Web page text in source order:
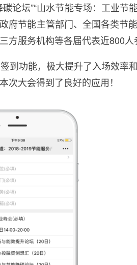
碳论坛”“山水节能专场：工业
府节能主管部门、全国各类节
服务机构等各届代表近800人
功能，极大提升了入场效率
大会得到了良好的应用！